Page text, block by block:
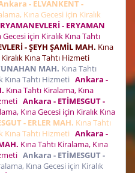
- ELVANKENT -
Kına Gecesi için Kiralık
- ERYAMAN
için Kiralık Kına Tahtı
- ŞEYH ŞAMİL MAH. Kına
Kına Tahtı Hizmeti
MAH. Kına Tahtı
Kına Tahtı Hizmeti Ankara -
Kına Tahtı Kiralama, Kına
Ankara - ETİMESGUT -
Kına Gecesi için Kiralık Kına
- ERLER MAH. Kına Tahtı
Kına Tahtı Hizmeti Ankara -
Kına Tahtı Kiralama, Kına
Ankara - ETİMESGUT -
Kına Gecesi için Kiralık